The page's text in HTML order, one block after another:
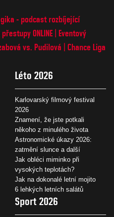
- podcast rozbíjející
ONLINE
Eventový
vs. Pudilová
Chance Liga
Léto 2026
Karlovarský filmový festival
2026
Znamení, že jste potkali
někoho z minulého života
Astronomické úkazy 2026:
zatmění slunce a další
Jak obléci miminko při
vysokých teplotách?
Jak na dokonalé letní mojito
6 lehkých letních salátů
Sport 2026